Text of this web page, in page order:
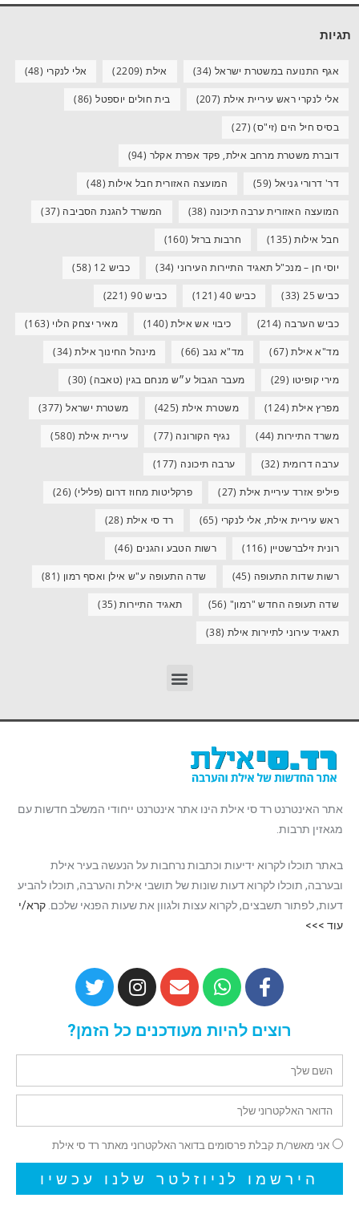
תגיות
אגף התנועה במשטרת ישראל (34) אילת(2209) אלי לנקרי (48)
אלי לנקרי ראש עיריית אילת (207) בית חולים יוספטל(86)
בסיס חיל הים (זי"ס)(27)
דוברת משטרת מרחב אילת, פקד אפרת אקלר (94)
דר' דרורי גניאל (59) המועצה האזורית חבל אילות(48)
המועצה האזורית ערבה תיכונה (38) המשרד להגנת הסביבה (37)
חבל אילות(135) חרבות ברזל (160)
יוסי חן – מנכ"ל תאגיד התיירות העירוני (34) כביש 12 (58)
כביש 25 (33) כביש 40 (121) כביש 90 (221)
כביש הערבה (214) כיבוי אש אילת(140) מאיר יצחק הלוי (163)
מד"א אילת(67) מד"א נגב(66) מינהל החינוך אילת(34)
מירי קופיטו (29) מעבר הגבול ע״ש מנחם בגין (טאבה)(30)
מפרץ אילת(124) משטרת אילת (425) משטרת ישראל(377)
משרד התיירות(44) נגיף הקורונה (77) עיריית אילת (580)
ערבה דרומית (32) ערבה תיכונה (177)
פיליפ אזרד עיריית אילת(27) פרקליטות מחוז דרום (פלילי) (26)
ראש עיריית אילת, אלי לנקרי (65) רד סי אילת (28)
רונית זילברשטיין (116) רשות הטבע והגנים (46)
רשות שדות התעופה (45) שדה התעופה ע"ש אילן ואסף רמון (81)
שדה תעופה החדש "רמון" (56) תאגיד התיירות(35)
תאגיד עירוני לתיירות אילת (38)
אתר האינטרנט רד סי אילת הינו אתר אינטרנט ייחודי המשלב חדשות עם
מגאזין תרבות.
באתר תוכלו לקרוא ידיעות וכתבות נרחבות על הנעשה בעיר אילת
ובערבה, תוכלו לקרוא דעות שונות של תושבי אילת והערבה, תוכלו להביע
דעות, לפתור תשבצים, לקרוא עצות ולגוון את שעות הפנאי שלכם. קרא/י
עוד >>>
רוצים להיות מעודכנים כל הזמן?
אני מאשר/ת קבלת פרסומים בדואר האלקטרוני מאתר רד סי אילת
הירשמו לניוזלטר שלנו עכשיו